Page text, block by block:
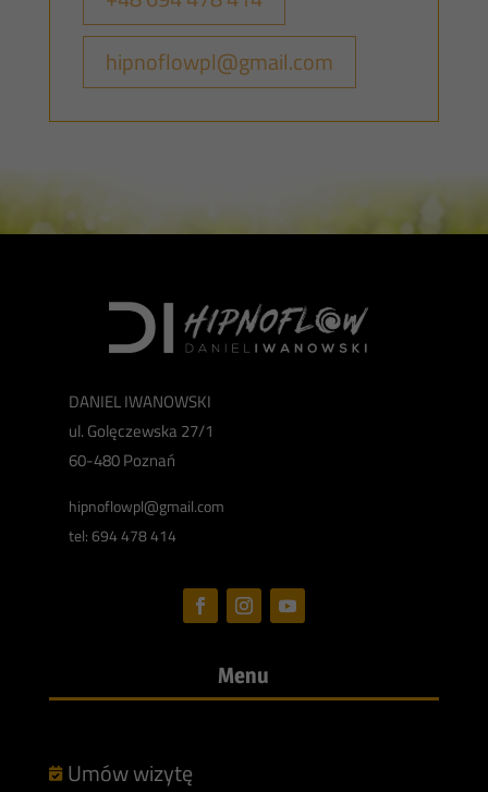
hipnoflowpl@gmail.com
DANIEL IWANOWSKI
ul. Golęczewska 27/1
60-480 Poznań
hipnoflowpl@gmail.com
tel: 694 478 414
Menu
 Umów wizytę